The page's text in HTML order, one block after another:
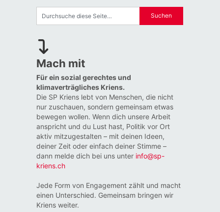
Mach mit
Für ein sozial gerechtes und
klimaverträgliches Kriens.
Die SP Kriens lebt von Menschen, die nicht
nur zuschauen, sondern gemeinsam etwas
bewegen wollen. Wenn dich unsere Arbeit
anspricht und du Lust hast, Politik vor Ort
aktiv mitzugestalten – mit deinen Ideen,
deiner Zeit oder einfach deiner Stimme –
dann melde dich bei uns unter info@sp-
kriens.ch
Jede Form von Engagement zählt und macht
einen Unterschied. Gemeinsam bringen wir
Kriens weiter.